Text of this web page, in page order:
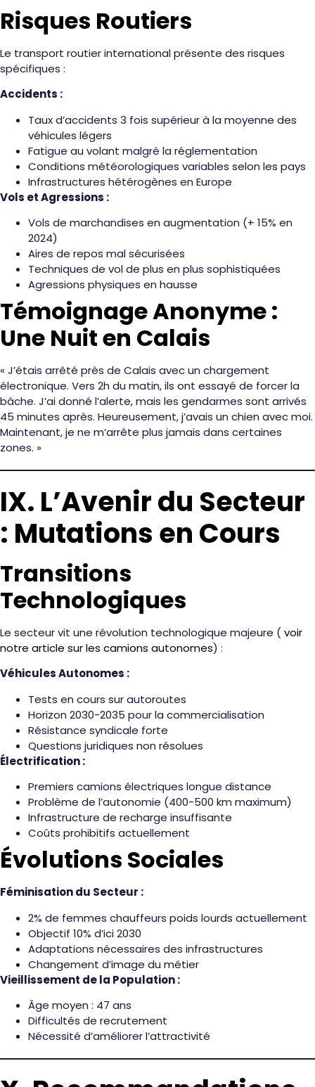
Risques Routiers
Le transport routier international présente des risques
spécifiques :
Accidents :
Taux d’accidents 3 fois supérieur à la moyenne des
véhicules légers
Fatigue au volant malgré la réglementation
Conditions météorologiques variables selon les pays
Infrastructures hétérogènes en Europe
Vols et Agressions :
Vols de marchandises en augmentation (+ 15% en
2024)
Aires de repos mal sécurisées
Techniques de vol de plus en plus sophistiquées
Agressions physiques en hausse
Témoignage Anonyme :
Une Nuit en Calais
« J’étais arrêté près de Calais avec un chargement
électronique. Vers 2h du matin, ils ont essayé de forcer la
bâche. J’ai donné l’alerte, mais les gendarmes sont arrivés
45 minutes après. Heureusement, j’avais un chien avec moi.
Maintenant, je ne m’arrête plus jamais dans certaines
zones. »
IX. L’Avenir du Secteur
: Mutations en Cours
Transitions
Technologiques
Le secteur vit une révolution technologique majeure (voir
notre article sur les camions autonomes) :
Véhicules Autonomes :
Tests en cours sur autoroutes
Horizon 2030-2035 pour la commercialisation
Résistance syndicale forte
Questions juridiques non résolues
Électrification :
Premiers camions électriques longue distance
Problème de l’autonomie (400-500 km maximum)
Infrastructure de recharge insuffisante
Coûts prohibitifs actuellement
Évolutions Sociales
Féminisation du Secteur :
2% de femmes chauffeurs poids lourds actuellement
Objectif 10% d’ici 2030
Adaptations nécessaires des infrastructures
Changement d’image du métier
Vieillissement de la Population :
Âge moyen : 47 ans
Difficultés de recrutement
Nécessité d’améliorer l’attractivité